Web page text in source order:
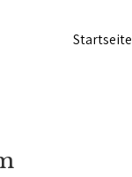
Startseite